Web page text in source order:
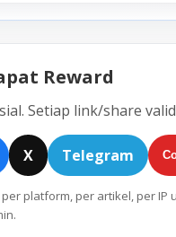
Reward
Setiap link/share
X Telegram
platform, per artikel, per IP